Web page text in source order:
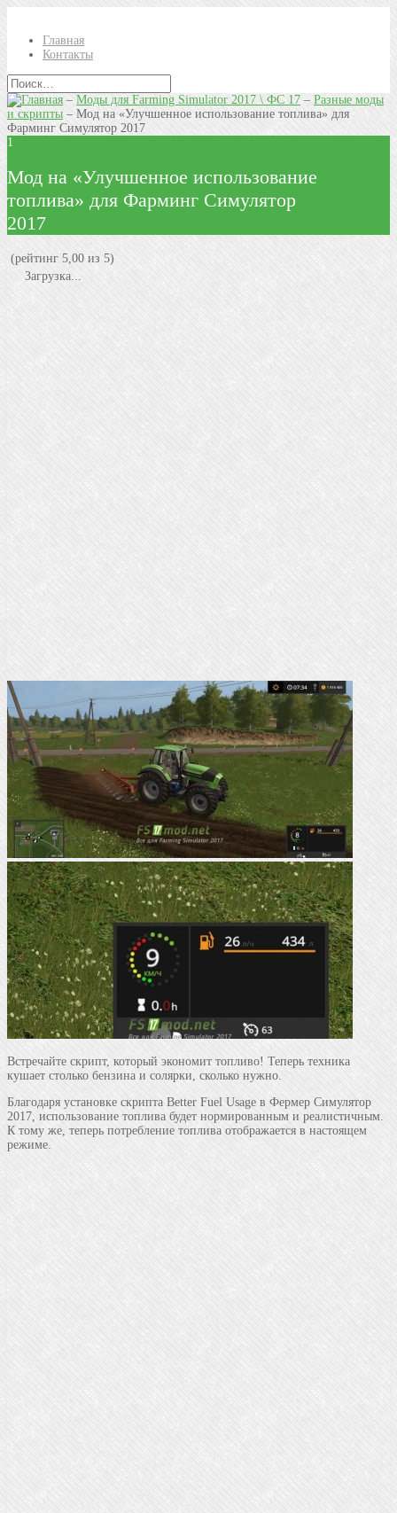
Главная
Контакты
–Моды для Farming Simulator 2017 \ ФС 17– Разные моды
и скрипты – Мод на «Улучшенное использование топлива» для
Фарминг Симулятор 2017
1
Мод на «Улучшенное использование
топлива» для Фарминг Симулятор
2017
(рейтинг 5,00 из 5)
Загрузка...
Встречайте скрипт, который экономит топливо! Теперь техника
кушает столько бензина и солярки, сколько нужно.
Благодаря установке скрипта Better Fuel Usage в Фермер Симулятор
2017, использование топлива будет нормированным и реалистичным.
К тому же, теперь потребление топлива отображается в настоящем
режиме.